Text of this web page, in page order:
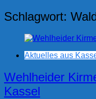
Schlagwort:
Aktuelles aus
Wehlheider
Kassel